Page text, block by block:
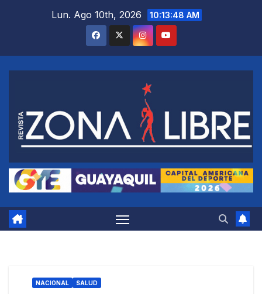
Lun. Ago 10th, 2026 10:13:49 AM
NACIONAL SALUD